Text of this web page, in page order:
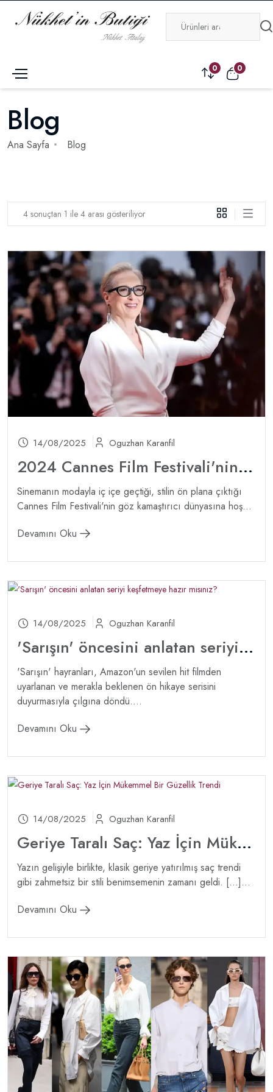
0 0
Blog
Ana Sayfa Blog
4 sonuçtan 1 ile 4 arası gösteriliyor
14/08/2025 Oguzhan Karanfil
2024 Cannes Film Festivali'nin En İyileri
Sinemanın modayla iç içe geçtiği, stilin ön plana çıktığı
Cannes Film Festivali'nin göz kamaştırıcı dünyasına hoş...
Devamını Oku
14/08/2025 Oguzhan Karanfil
'Sarışın' öncesini anlatan seriyi keşfetmeye hazır mısınız?
'Sarışın' hayranları, Amazon'un sevilen hit filmden
uyarlanan ve merakla beklenen ön hikaye serisini
duyurmasıyla çılgına döndü....
Devamını Oku
14/08/2025 Oguzhan Karanfil
Geriye Taralı Saç: Yaz İçin Mükemmel Bir Güzellik Trendi
Yazın gelişiyle birlikte, klasik geriye yatırılmış saç trendi
gibi zahmetsiz bir stili benimsemenin zamanı geldi. […]...
Devamını Oku